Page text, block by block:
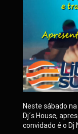
Neste sábado
Dj´s House,
convidado é o Dj